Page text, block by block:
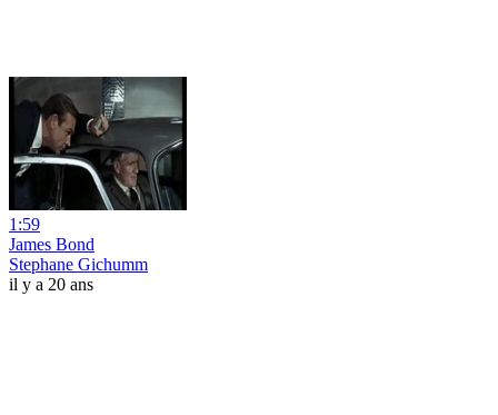
1:59
James Bond
Stephane Gichumm
il y a 20 ans